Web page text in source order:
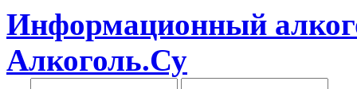
Информационный
Алкоголь.Су